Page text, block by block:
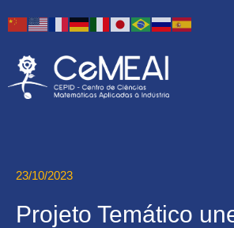
23/10/2023
Projeto Temático